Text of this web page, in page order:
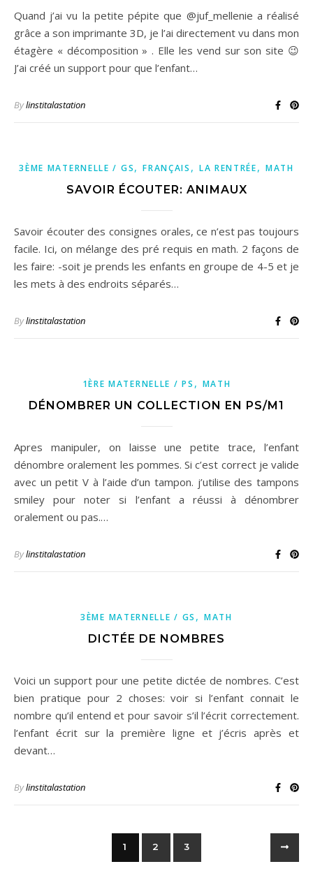
Quand j’ai vu la petite pépite que @juf_mellenie a réalisé
grâce a son imprimante 3D, je l’ai directement vu dans mon
étagère « décomposition » . Elle les vend sur son site 😉
J’ai créé un support pour que l’enfant…
Bylinstitalastation
3ÈME MATERNELLE / GS,FRANÇAIS , LA RENTRÉE, MATH
SAVOIR ÉCOUTER: ANIMAUX
Savoir écouter des consignes orales, ce n’est pas toujours
facile. Ici, on mélange des pré requis en math. 2 façons de
les faire: -soit je prends les enfants en groupe de 4-5 et je
les mets à des endroits séparés…
Bylinstitalastation
1ÈRE MATERNELLE / PS , MATH
DÉNOMBRER UN COLLECTION EN PS/M1
Apres manipuler, on laisse une petite trace, l’enfant
dénombre oralement les pommes. Si c’est correct je valide
avec un petit V à l’aide d’un tampon. j’utilise des tampons
smiley pour noter si l’enfant a réussi à dénombrer
oralement ou pas.…
Bylinstitalastation
3ÈME MATERNELLE / GS ,MATH
DICTÉE DE NOMBRES
Voici un support pour une petite dictée de nombres. C’est
bien pratique pour 2 choses: voir si l’enfant connait le
nombre qu’il entend et pour savoir s’il l’écrit correctement.
l’enfant écrit sur la première ligne et j’écris après et
devant…
Bylinstitalastation
1 2 3